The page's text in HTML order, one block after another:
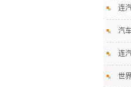
连
汽
连
世